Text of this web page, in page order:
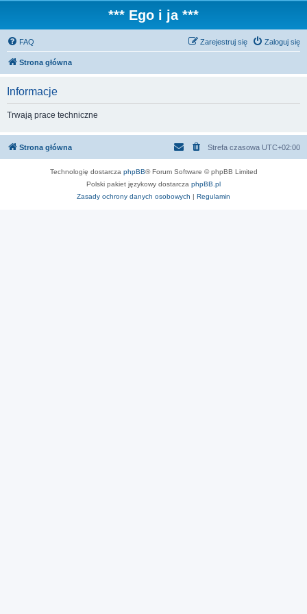
*** Ego i ja ***
FAQ Zaloguj się
Zarejestruj się
Strona główna
Informacje
Trwają prace techniczne
Strona główna Strefa czasowa UTC+02:00
Technologię dostarcza phpBB® Forum Software © phpBB Limited
Polski pakiet językowy dostarcza phpBB.pl
Zasady ochrony danych osobowych | Regulamin